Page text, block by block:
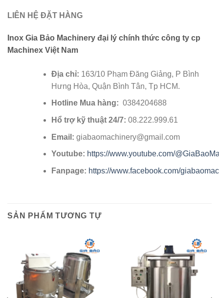
LIÊN HỆ ĐẶT HÀNG
Inox Gia Bảo Machinery đại lý chính thức công ty cp
Machinex Việt Nam
Địa chỉ: 163/10 Phạm Đăng Giảng, P Bình
Hưng Hòa, Quận Bình Tân, Tp HCM.
Hotline Mua hàng: 0384204688
Hổ trợ kỹ thuật 24/7: 08.222.999.61
Email: giabaomachinery@gmail.com
Youtube: https://www.youtube.com/
Fanpage: https://www.facebook.com/
SẢN PHẨM TƯƠNG TỰ